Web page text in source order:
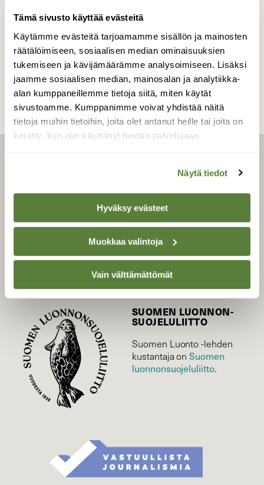
Tämä sivusto käyttää evästeitä
Käytämme evästeitä tarjoamamme sisällön ja mainosten
räätälöimiseen, sosiaalisen median ominaisuuksien
tukemiseen ja kävijämäärämme analysoimiseen. Lisäksi
jaamme sosiaalisen median, mainosalan ja analytiikka-
alan kumppaneillemme tietoja siitä, miten käytät
sivustoamme. Kumppanimme voivat yhdistää näitä
tietoja muihin tietoihin, joita olet antanut heille tai joita on
kerätty, kun olet käyttänyt heidän palvelujaan.
Näytä tiedot
Hyväksy evästeet
Muokkaa valintoja
Vain välttämättömät
TAKAISIN LISTAAN
Tilaa Suomen Luonto
Tilaa digilukuoikeus
Äänestä parasta juttua
Tilaa uutiskirje
SUOMEN LUONNON­
SUOJELU­LIITTO
Suomen Luonto -lehden
kustantaja onSuomen
luonnonsuojelu­liitto.